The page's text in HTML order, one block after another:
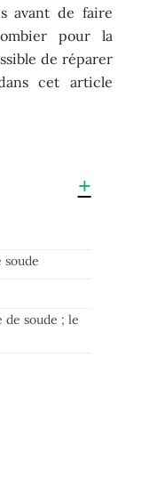
avant de faire
pour la
de réparer
cet article
soude
de soude ; le